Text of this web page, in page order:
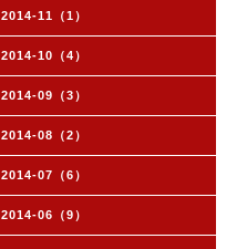
2014-11（1）
2014-10（4）
2014-09（3）
2014-08（2）
2014-07（6）
2014-06（9）